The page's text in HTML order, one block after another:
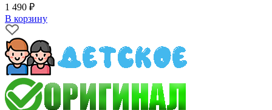
1 490 ₽
В корзину